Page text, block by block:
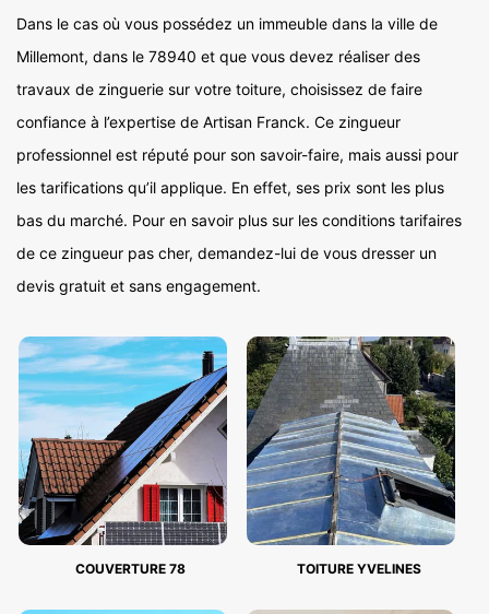
Dans le cas où vous possédez un immeuble dans la ville de
Millemont, dans le 78940 et que vous devez réaliser des
travaux de zinguerie sur votre toiture, choisissez de faire
confiance à l’expertise de Artisan Franck. Ce zingueur
professionnel est réputé pour son savoir-faire, mais aussi pour
les tarifications qu’il applique. En effet, ses prix sont les plus
bas du marché. Pour en savoir plus sur les conditions tarifaires
de ce zingueur pas cher, demandez-lui de vous dresser un
devis gratuit et sans engagement.
COUVERTURE 78 TOITURE YVELINES